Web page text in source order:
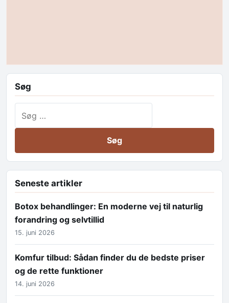
Søg
Seneste artikler
Botox behandlinger: En moderne vej til naturlig
forandring og selvtillid
15. juni 2026
Komfur tilbud: Sådan finder du de bedste priser
og de rette funktioner
14. juni 2026